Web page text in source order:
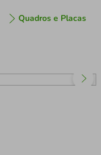
Quadros e Placas